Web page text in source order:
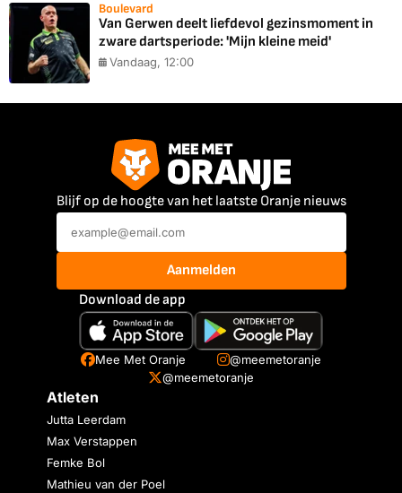
Boulevard
Van Gerwen deelt liefdevol gezinsmoment in
zware dartsperiode: 'Mijn kleine meid'
Vandaag, 12:00
Blijf op de hoogte van het laatste Oranje nieuws
Aanmelden
Download de app
Mee Met Oranje
@meemetoranje
@meemetoranje
Atleten
Jutta Leerdam
Max Verstappen
Femke Bol
Mathieu van der Poel